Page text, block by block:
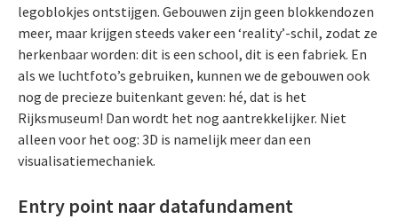
legoblokjes ontstijgen. Gebouwen zijn geen blokkendozen
meer, maar krijgen steeds vaker een ‘reality’-schil, zodat ze
herkenbaar worden: dit is een school, dit is een fabriek. En
als we luchtfoto’s gebruiken, kunnen we de gebouwen ook
nog de precieze buitenkant geven: hé, dat is het
Rijksmuseum! Dan wordt het nog aantrekkelijker. Niet
alleen voor het oog: 3D is namelijk meer dan een
visualisatiemechaniek.
Entry point naar datafundament